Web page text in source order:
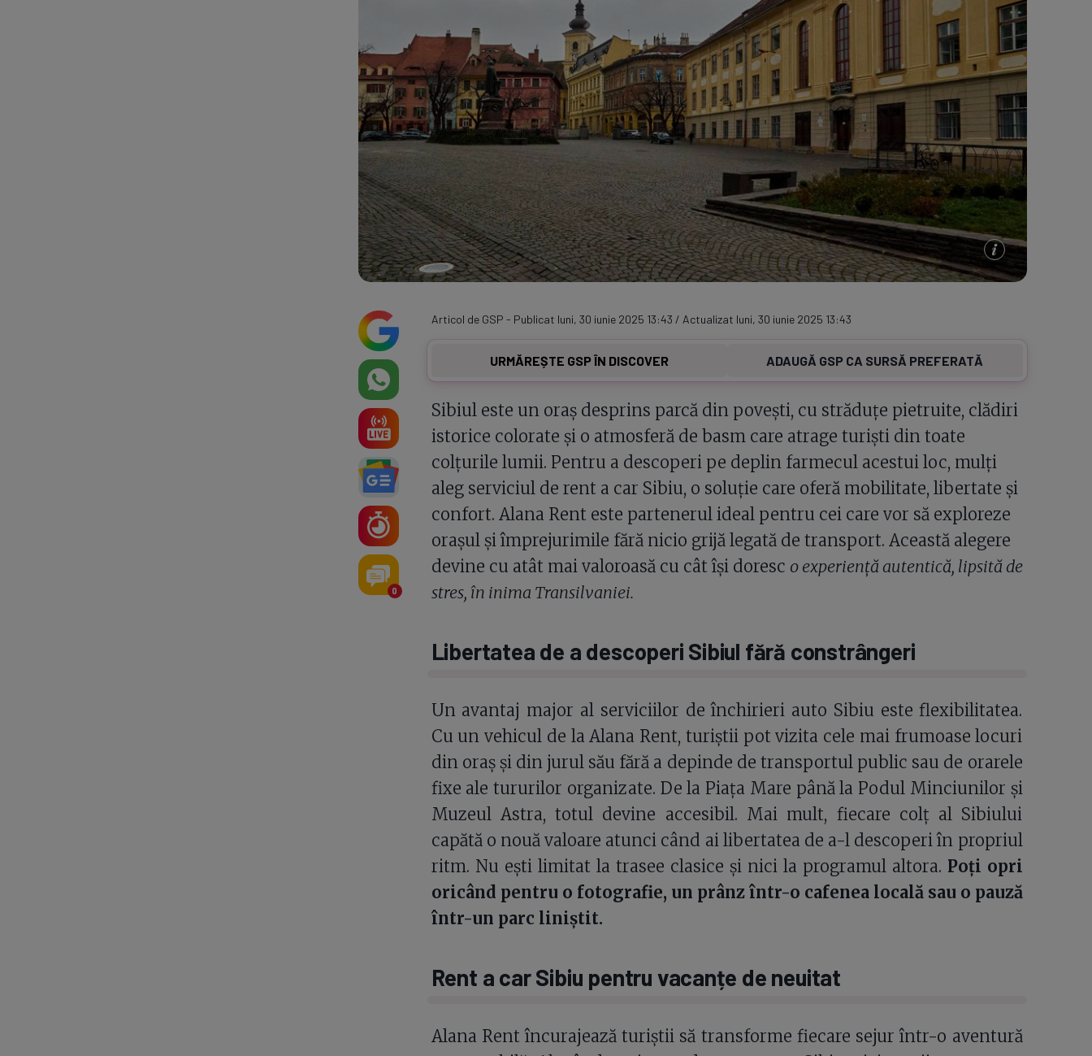
Serie A
Echipe Meciuri
Program TV
0
Articol de GSP - Publicat luni, 30 iunie 2025 13:43 / Actualizat luni, 30 iunie 2025 13:43
URMĂREȘTE GSP ÎN DISCOVER ADAUGĂ GSP CA SURSĂ PREFERATĂ
Sibiul este un oraș desprins parcă din povești, cu străduțe pietruite, clădiri
istorice colorate și o atmosferă de basm care atrage turiști din toate
colțurile lumii. Pentru a descoperi pe deplin farmecul acestui loc, mulți
aleg serviciul de rent a car Sibiu, o soluție care oferă mobilitate, libertate și
confort. Alana Rent este partenerul ideal pentru cei care vor să exploreze
orașul și împrejurimile fără nicio grijă legată de transport. Această alegere
devine cu atât mai valoroasă cu cât își doresc o experiență autentică, lipsită de
stres, în inima Transilvaniei.
Libertatea de a descoperi Sibiul fără constrângeri
Un avantaj major al serviciilor de închirieri auto Sibiu este flexibilitatea.
Cu un vehicul de la Alana Rent, turiștii pot vizita cele mai frumoase locuri
din oraș și din jurul său fără a depinde de transportul public sau de orarele
fixe ale tururilor organizate. De la Piața Mare până la Podul Minciunilor și
Muzeul Astra, totul devine accesibil. Mai mult, fiecare colț al Sibiului
capătă o nouă valoare atunci când ai libertatea de a-l descoperi în propriul
ritm. Nu ești limitat la trasee clasice și nici la programul altora. Poți opri
oricând pentru o fotografie, un prânz într-o cafenea locală sau o pauză
într-un parc liniștit.
Rent a car Sibiu pentru vacanțe de neuitat
Alana Rent încurajează turiștii să transforme fiecare sejur într-o aventură